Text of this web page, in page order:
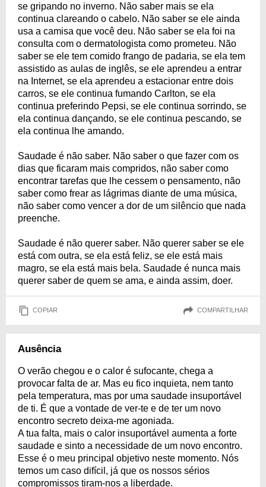
se gripando no inverno. Não saber mais se ela
continua clareando o cabelo. Não saber se ele ainda
usa a camisa que você deu. Não saber se ela foi na
consulta com o dermatologista como prometeu. Não
saber se ele tem comido frango de padaria, se ela tem
assistido as aulas de inglês, se ele aprendeu a entrar
na Internet, se ela aprendeu a estacionar entre dois
carros, se ele continua fumando Carlton, se ela
continua preferindo Pepsi, se ele continua sorrindo, se
ela continua dançando, se ele continua pescando, se
ela continua lhe amando.
Saudade é não saber. Não saber o que fazer com os
dias que ficaram mais compridos, não saber como
encontrar tarefas que lhe cessem o pensamento, não
saber como frear as lágrimas diante de uma música,
não saber como vencer a dor de um silêncio que nada
preenche.
Saudade é não querer saber. Não querer saber se ele
está com outra, se ela está feliz, se ele está mais
magro, se ela está mais bela. Saudade é nunca mais
querer saber de quem se ama, e ainda assim, doer.
COPIAR COMPARTILHAR
Ausência
O verão chegou e o calor é sufocante, chega a
provocar falta de ar. Mas eu fico inquieta, nem tanto
pela temperatura, mas por uma saudade insuportável
de ti. É que a vontade de ver-te e de ter um novo
encontro secreto deixa-me agoniada.
A tua falta, mais o calor insuportável aumenta a forte
saudade e sinto a necessidade de um novo encontro.
Esse é o meu principal objetivo neste momento. Nós
temos um caso difícil, já que os nossos sérios
compromissos tiram-nos a liberdade.